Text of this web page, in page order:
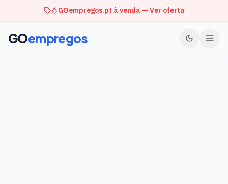
GOempregos.pt à venda — Ver oferta
GOempregos